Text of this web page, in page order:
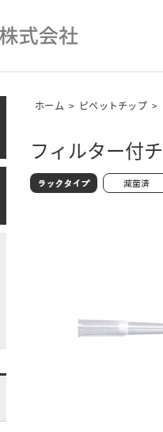
ホーム > ピペットチップ >
フィルター